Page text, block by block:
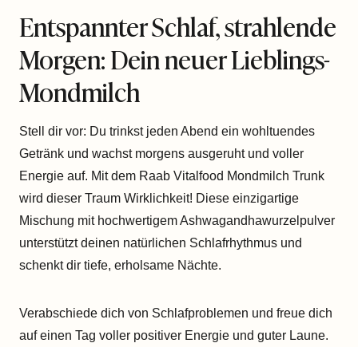
Entspannter Schlaf, strahlende
Morgen: Dein neuer Lieblings-
Mondmilch
Stell dir vor: Du trinkst jeden Abend ein wohltuendes
Getränk und wachst morgens ausgeruht und voller
Energie auf. Mit dem Raab Vitalfood Mondmilch Trunk
wird dieser Traum Wirklichkeit! Diese einzigartige
Mischung mit hochwertigem Ashwagandhawurzelpulver
unterstützt deinen natürlichen Schlafrhythmus und
schenkt dir tiefe, erholsame Nächte.
Verabschiede dich von Schlafproblemen und freue dich
auf einen Tag voller positiver Energie und guter Laune.